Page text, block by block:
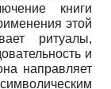
книги
этой
ритуалы,
и
направляет